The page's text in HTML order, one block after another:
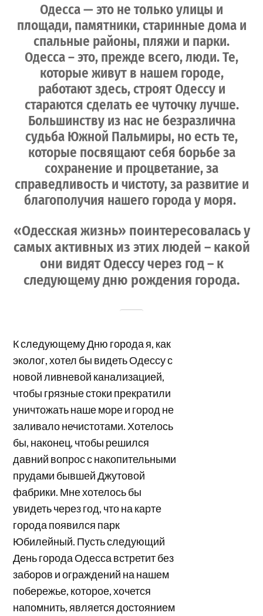
Одесса — это не только улицы и
площади, памятники, старинные дома и
спальные районы, пляжи и парки.
Одесса – это, прежде всего, люди. Те,
которые живут в нашем городе,
работают здесь, строят Одессу и
стараются сделать ее чуточку лучше.
Большинству из нас не безразлична
судьба Южной Пальмиры, но есть те,
которые посвящают себя борьбе за
сохранение и процветание, за
справедливость и чистоту, за развитие и
благополучия нашего города у моря.
«Одесская жизнь» поинтересовалась у
самых активных из этих людей – какой
они видят Одессу через год – к
следующему дню рождения города.
К следующему Дню города я, как
эколог, хотел бы видеть Одессу с
новой ливневой канализацией,
чтобы грязные стоки прекратили
уничтожать наше море и город не
заливало нечистотами. Хотелось
бы, наконец, чтобы решился
давний вопрос с накопительными
прудами бывшей Джутовой
фабрики. Мне хотелось бы
увидеть через год, что на карте
города появился парк
Юбилейный. Пусть следующий
День города Одесса встретит без
заборов и ограждений на нашем
побережье, которое, хочется
напомнить, является достоянием